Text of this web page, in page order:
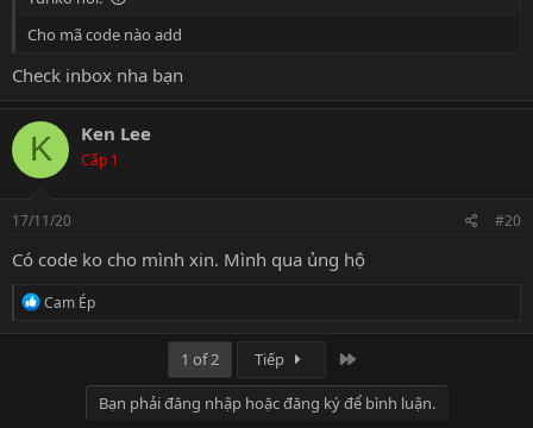
Cho mã code nào add
Check inbox nha bạn
K Ken Lee
Cấp 1
17/11/20 #20
Có code ko cho mình xin. Mình qua ủng hộ
R
Cam Ép
1 of 2 Tiếp
Bạn phải đăng nhập hoặc đăng ký để bình luận.